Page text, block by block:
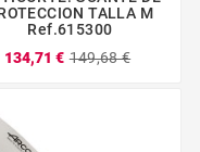
TALLA M
Ref.615300
134,71 € 149,68 €